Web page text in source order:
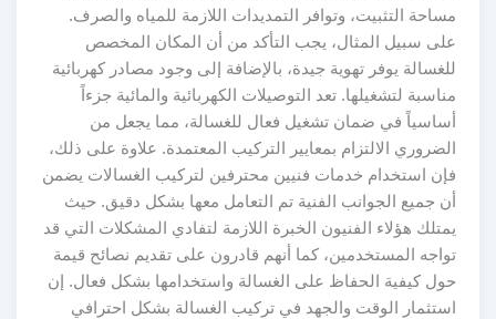
مساحة التثبيت، وتوافر التمديدات اللازمة للمياه والصرف.
على سبيل المثال، يجب التأكد من أن المكان المخصص
للغسالة يوفر تهوية جيدة، بالإضافة إلى وجود مصادر كهربائية
مناسبة لتشغيلها. تعد التوصيلات الكهربائية والمائية جزءاً
أساسياً في ضمان تشغيل فعال للغسالة، مما يجعل من
الضروري الالتزام بمعايير التركيب المعتمدة. علاوة على ذلك،
فإن استخدام خدمات فنيين محترفين لتركيب الغسالات يضمن
أن جميع الجوانب الفنية تم التعامل معها بشكل دقيق. حيث
يمتلك هؤلاء الفنيون الخبرة اللازمة لتفادي المشكلات التي قد
تواجه المستخدمين، كما أنهم قادرون على تقديم نصائح قيمة
حول كيفية الحفاظ على الغسالة واستخدامها بشكل فعال. إن
استثمار الوقت والجهد في تركيب الغسالة بشكل احترافي